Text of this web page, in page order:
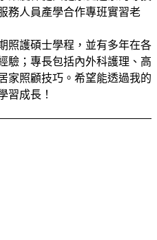
務人員產學合作專班實習老
照護碩士學程，並有多年在各
驗；專長包括內外科護理、高
家照顧技巧。希望能透過我的
習成長！